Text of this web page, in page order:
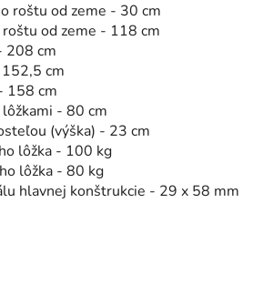
roštu od zeme - 30 cm
od zeme - 118 cm
208 cm
cm
158 cm
- 80 cm
(výška) - 23 cm
lôžka - 100 kg
lôžka - 80 kg
hlavnej konštrukcie - 29 x 58 mm